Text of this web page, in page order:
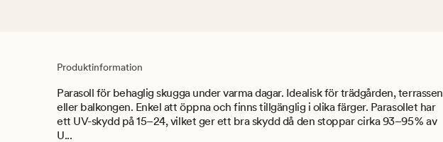
Produktinformation
Parasoll för behaglig skugga under varma dagar. Idealisk för trädgården, terrassen
eller balkongen. Enkel att öppna och finns tillgänglig i olika färger. Parasollet har
ett UV-skydd på 15–24, vilket ger ett bra skydd då den stoppar cirka 93–95 % av
U...